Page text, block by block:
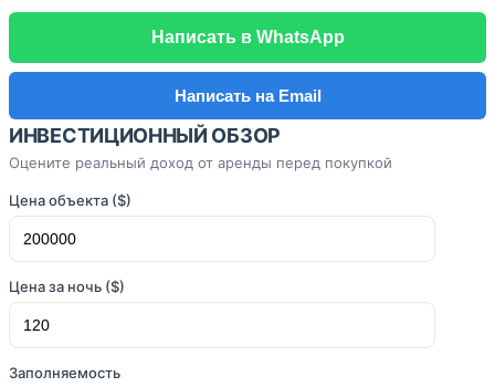
Написать в WhatsApp
Написать на Email
ИНВЕСТИЦИОННЫЙ ОБЗОР
Оцените реальный доход от аренды перед покупкой
Цена объекта ($)
Цена за ночь ($)
Заполняемость